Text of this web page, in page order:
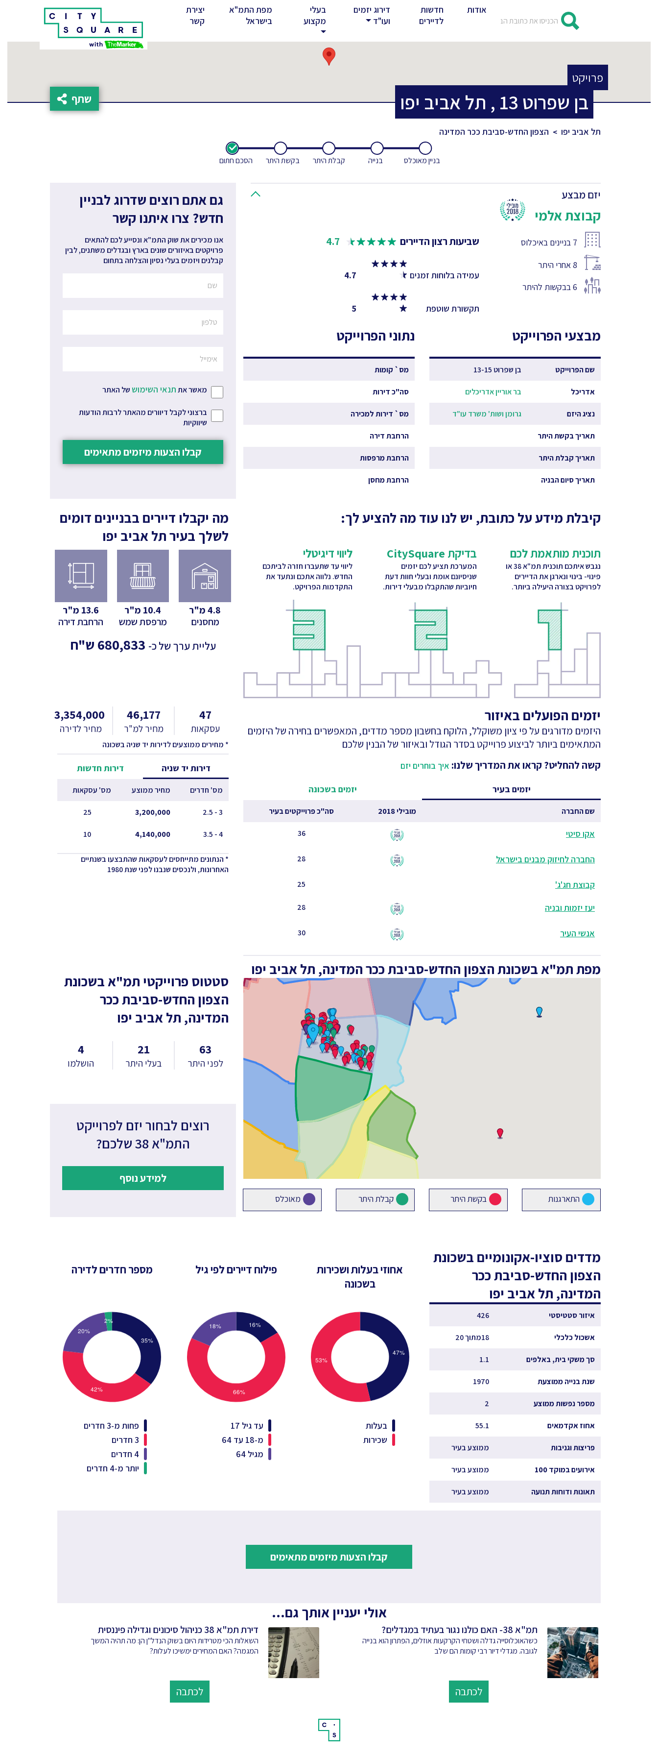
יצירת
קשר(current)
מפת התמ"א
בישראל
בעלי
מקצוע
דירוג יזמים
ועו"ד
חדשות
לדיירים
אודות
פרויקט
בן שפרוט 13
, תל אביב יפו שתף
תל אביב יפו הצפון החדש-סביבת ככר המדינה
בניין מאוכלס בנייה קבלת היתר בקשת היתר הסכם חתום
יזם מבצע
קבוצת אלמי
7 בניינים באיכלוס
8 אחרי היתר
6 בבקשות להיתר
שביעות רצון הדיירים 4.7
עמידה בלוחות זמנים 4.7
תקשורת שוטפת 5
מבצעי הפרוייקט
שם הפרוייקט בן שפרוט 13-15
אדריכל בר אוריין אדריכלים
נציג היזם גרומן ושות' משרד עו"ד
תאריך בקשת היתר
תאריך קבלת היתר
תאריך סיום הבניה
נתוני הפרוייקט
מס` קומות
סה"כ דירות
מס` דירות למכירה
הרחבת דירה
הרחבת מרפסות
הרחבת מחסן
גם אתם רוצים שדרוג לבניין
חדש? צרו איתנו קשר
אנו מכירים את שוק התמ"א ונסייע לכם להתאים
פרויקטים באיזורים שונים בארץ ובגדלים משתנים, לבין
קבלנים ויזמים בעלי נסיון והצלחה בתחום
מאשר אתתנאי השימוש של האתר
ברצוני לקבל דיוורים מהאתר לרבות הודעות
שיווקיות
קבלו הצעות מיזמים מתאימים
קיבלת מידע על כתובת, יש לנו עוד מה להציע לך:
תוכנית מותאמת לכם
נגבש איתכם תוכנית תמ"א 38 או
פינוי- בינוי ונארגן את הדיירים
לפרויקט בצורה היעילה ביותר.
בדיקת CitySquare
המערכת תציע לכם יזמים
שניסיונם אומת ובעלי חוות דעת
חיוביות שהתקבלו מבעלי דירות.
ליווי דיגיטלי
ליווי עד שתעברו חזרה לביתכם
החדש. נלווה אתכם ונתעד את
התקדמות הפרויקט.
מה יקבלו דיירים בבניינים דומים
לשלך בעיר תל אביב יפו
4.8מ"ר
מחסנים
10.4 מ"ר
מרפסת שמש
13.6 מ"ר
הרחבת דירה
עליית ערך של כ- ש"ח
יזמים הפועלים באיזור
היזמים מדורגים על פי ציון משוקלל, הלוקח בחשבון מספר מדדים, המאפשרים בחירה של היזמים
המתאימים ביותר לביצוע פרוייקט בסדר הגודל ובאיזור של הבנין שלכם
קשה להחליט? קראו את המדריך שלנו: איך בוחרים יזם
יזמים בעיר יזמים בשכונה
שם החברה מובילי 2018 סה"כ פרוייקטים בעיר
אקו סיטי 36
החברה לחיזוק מבנים בישראל 28
קבוצת חג'ג' 25
יעז יזמות ובניה 28
אנשי העיר 30
47
עסקאות
46,177
מחיר למ"ר
3,354,000
מחיר לדירה
* מחירים ממוצעים לדירות יד שניה בשכונה
דירות יד שניה דירות חדשות
מס' חדרים מחיר ממוצע מס' עסקאות
3 - 2.5
3,200,000
25
4 - 3.5
4,140,000
10
* הנתונים מתייחסים לעסקאות שהתבצעו בשנתיים
האחרונות, ולנכסים שנבנו לפני שנת 1980
מפת תמ"א בשכונת הצפון החדש-סביבת ככר המדינה, תל אביב יפו
התארגנות בקשת היתר קבלת היתר מאוכלס
סטטוס פרוייקטי תמ"אבשכונת
הצפון החדש-סביבת ככר
המדינה, תל אביב יפו
63
לפני היתר
21
בעלי היתר
4
הושלמו
רוצים לבחור יזם לפרוייקט
התמ"א 38 שלכם?
למידע נוסף
מדדים סוציו-אקונומיים בשכונת
הצפון החדש-סביבת ככר
המדינה, תל אביב יפו
איזור סטטיסטי 426
אשכול כלכלי 18מתוך 20
סך משקי בית, באלפים 1.1
שנת בנייה ממוצעת 1970
מספר נפשות ממוצע 2
אחוז אקדמאים 55.1
פריצות וגניבות ממוצע בעיר
אירועים במוקד 100 ממוצע בעיר
תאונות ודוחות תנועה ממוצע בעיר
אחוזי בעלות ושכירות
בשכונה
בעלות
שכירות
פילוח דיירים לפי גיל
עד גיל 17
מ-18 עד 64
מגיל 64
מספר חדרים לדירה
פחות מ-3 חדרים
3 חדרים
4 חדרים
יותר מ-4 חדרים
קבלו הצעות מיזמים מתאימים
אולי יעניין אותך גם...
תמ"א 38- האם כולנו נגור בעתיד במגדלים?
כשהאוכלוסייה גדלה ושטחי הקרקעות אוזלים, הפתרון הוא בנייה
לגובה. מגדלי דיור רבי קומות הם שלב
לכתבה
דירת תמ"א 38 כניהול סיכונים וגדילה פיננסית
השאלות הכי מטרידות היום בשוק הנדל"ן הן: מה תהיה המשך
המגמה? האם המחירים ימשיכו לעלות?
לכתבה